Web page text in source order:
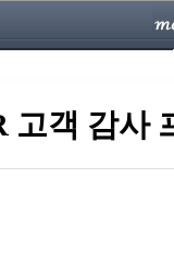
고객 감사